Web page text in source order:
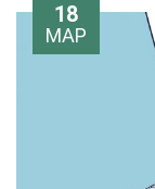
18
МАР